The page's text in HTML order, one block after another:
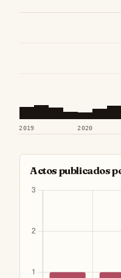
2019 2020
Actos publicados